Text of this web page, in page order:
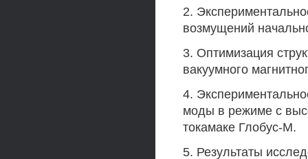
2.
возмущений
3. Оптимизация
вакуумного
4.
моды в режиме с
токамаке Глобус-М.
5. Результаты